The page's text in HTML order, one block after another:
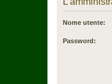
Nome utente:
Password: